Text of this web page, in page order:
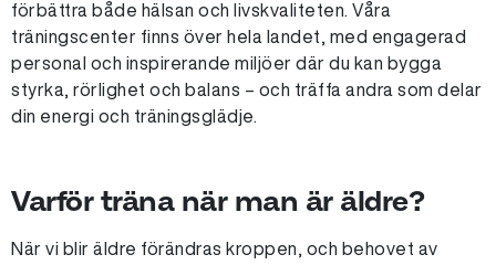
förbättra både hälsan och livskvaliteten. Våra
träningscenter finns över hela landet, med engagerad
personal och inspirerande miljöer där du kan bygga
styrka, rörlighet och balans – och träffa andra som delar
din energi och träningsglädje.
Varför träna när man är äldre?
När vi blir äldre förändras kroppen, och behovet av